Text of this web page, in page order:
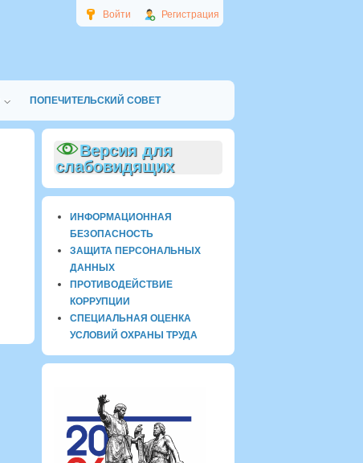
Войти Регистрация
ПОПЕЧИТЕЛЬСКИЙ СОВЕТ
Версия для
слабовидящих
ИНФОРМАЦИОННАЯ
БЕЗОПАСНОСТЬ
ЗАЩИТА ПЕРСОНАЛЬНЫХ
ДАННЫХ
ПРОТИВОДЕЙСТВИЕ
КОРРУПЦИИ
СПЕЦИАЛЬНАЯ ОЦЕНКА
УСЛОВИЙ ОХРАНЫ ТРУДА